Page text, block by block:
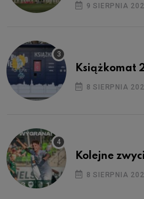
9 SIERPNIA
Książkomat
8 SIERPNIA
Kolejne
8 SIERPNIA